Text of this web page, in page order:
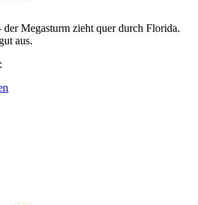
der Megasturm zieht quer durch Florida.
aus.